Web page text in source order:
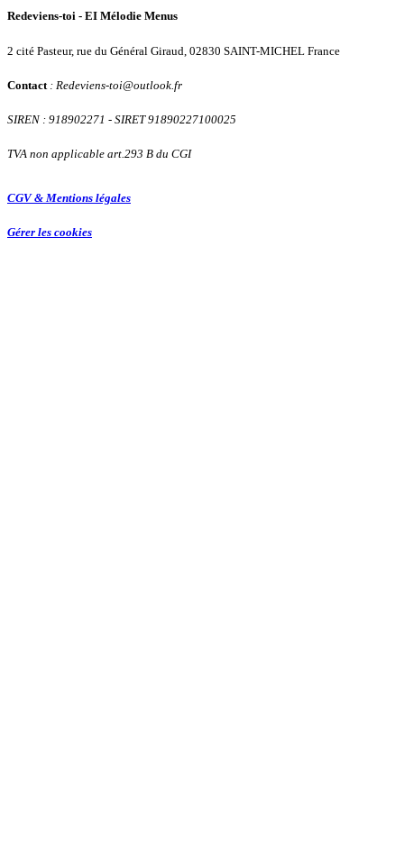
Redeviens-toi - EI Mélodie Menus
2 cité Pasteur, rue du Général Giraud, 02830 SAINT-MICHEL France
Contact : Redeviens-toi@outlook.fr
SIREN : 918902271 - SIRET 91890227100025
TVA non applicable art.293 B du CGI
CGV & Mentions légales
Gérer les cookies